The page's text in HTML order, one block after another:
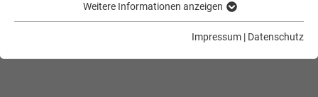
Weitere Informationen anzeigen
Impressum | Datenschutz
SIE SIND HIER AKTUELLES DIE GUTE FORM